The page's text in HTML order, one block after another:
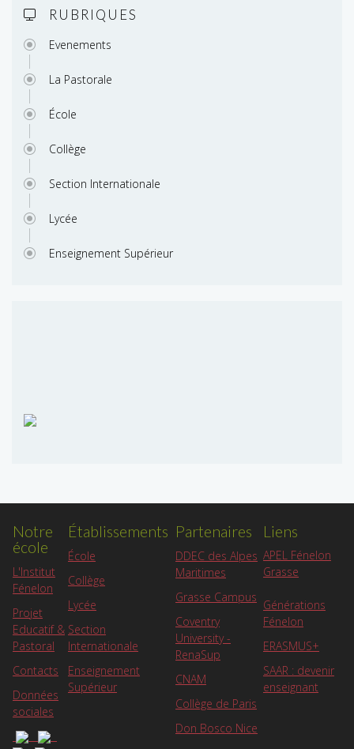
RUBRIQUES
Evenements
La Pastorale
École
Collège
Section Internationale
Lycée
Enseignement Supérieur
Notre
école
L'Institut
Fénelon
Projet
Educatif &
Pastoral
Contacts
Données
sociales
Établissements
École
Collège
Lycée
Section
Internationale
Enseignement
Supérieur
Partenaires
DDEC des Alpes
Maritimes
Grasse Campus
Coventry
University -
RenaSup
CNAM
Collège de Paris
Don Bosco Nice
Liens
APEL Fénelon
Grasse
Générations
Fénelon
ERASMUS+
SAAR : devenir
enseignant